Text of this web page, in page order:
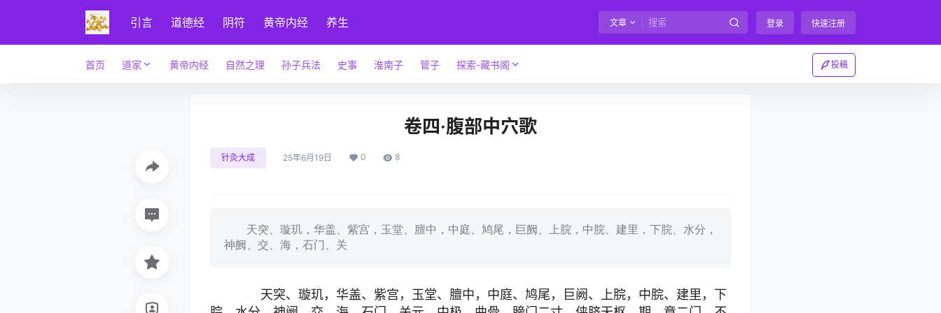
引言 道德经 阴符 黄帝内经 养生 文章 登录 快速注册
首页 道家 黄帝内经 自然之理 孙子兵法 史事 淮南子 管子 探索-藏书阁 投稿
卷四·腹部中穴歌
针灸大成 25年6月19日 0 8
天突、璇玑，华盖、紫宫，玉堂、膻中，中庭、鸠尾，巨阙、上脘，中脘、建里，下脘、水分，
神阙、交、海，石门、关
天突、璇玑，华盖、紫宫，玉堂、膻中，中庭、鸠尾，巨阙、上脘，中脘、建里，下